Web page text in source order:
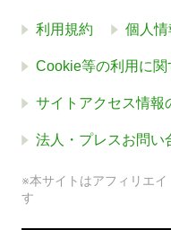
利用規約 個人
Cookie等の利用に
サイトアクセス情報
法人・プレスお問い
※本サイトはアフィリエ
す